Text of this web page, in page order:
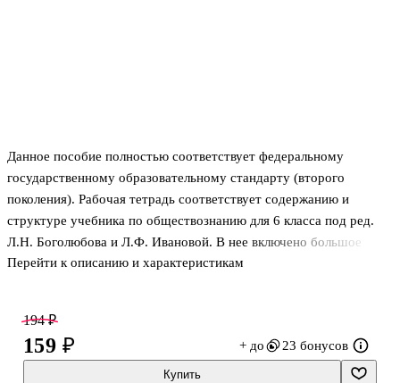
Данное пособие полностью соответствует федеральному
государственному образовательному стандарту (второго
поколения). Рабочая тетрадь соответствует содержанию и
структуре учебника по обществознанию для 6 класса под ред.
Л.Н. Боголюбова и Л.Ф. Ивановой. В нее включено большое
количество разнообразных по форме и уровню сложности
умения. В рабочей тетради много заданий, составленных по
типу заданий Основного государственного экзамена, на
доступном шестикласснику содержании. Рабочая тетрадь
Перейти к описанию и характеристикам
194 ₽
159 ₽ + до 23 бонусов
Купить